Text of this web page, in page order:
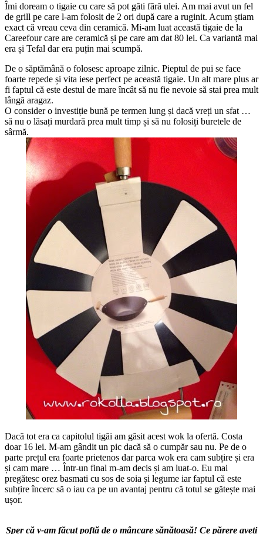
Îmi doream o tigaie cu care să pot găti fără ulei. Am mai avut un fel
de grill pe care l-am folosit de 2 ori după care a ruginit. Acum știam
exact că vreau ceva din ceramică. Mi-am luat această tigaie de la
Careefour care are ceramică și pe care am dat 80 lei. Ca variantă mai
era și Tefal dar era puțin mai scumpă.
De o săptămână o folosesc aproape zilnic. Pieptul de pui se face
foarte repede și vita iese perfect pe această tigaie. Un alt mare plus ar
fi faptul că este destul de mare încât să nu fie nevoie să stai prea mult
lângă aragaz.
O consider o investiție bună pe termen lung și dacă vreți un sfat …
să nu o lăsați murdară prea mult timp și să nu folosiți buretele de
sârmă.
Dacă tot era ca capitolul tigăi am găsit acest wok la ofertă. Costa
doar 16 lei. M-am gândit un pic dacă să o cumpăr sau nu. Pe de o
parte prețul era foarte prietenos dar parca wok era cam subțire și era
și cam mare … Într-un final m-am decis și am luat-o. Eu mai
pregătesc orez basmati cu sos de soia și legume iar faptul că este
subțire încerc să o iau ca pe un avantaj pentru că totul se gătește mai
ușor.
Sper că v-am făcut poftă de o mâncare sănătoasă! Ce părere aveți